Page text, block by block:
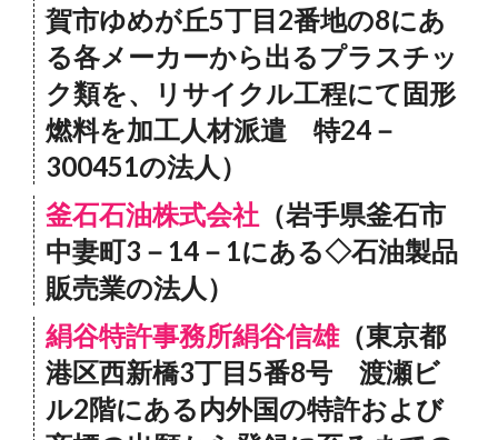
賀市ゆめが丘5丁目2番地の8にあ
る各メーカーから出るプラスチッ
ク類を、リサイクル工程にて固形
燃料を加工人材派遣 特24－
300451の法人）
釜石石油株式会社 （岩手県釜石市
中妻町3－14－1にある◇石油製品
販売業の法人）
絹谷特許事務所絹谷信雄（東京都
港区西新橋3丁目5番8号 渡瀬ビ
ル2階にある内外国の特許および